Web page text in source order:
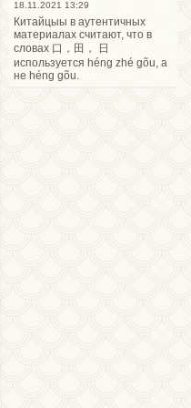
18.11.2021 13:29
Китайцыы в аутентичных
материалах считают, что в
словах 口，田， 日
используется héng zhé gõu, а
не héng gõu.